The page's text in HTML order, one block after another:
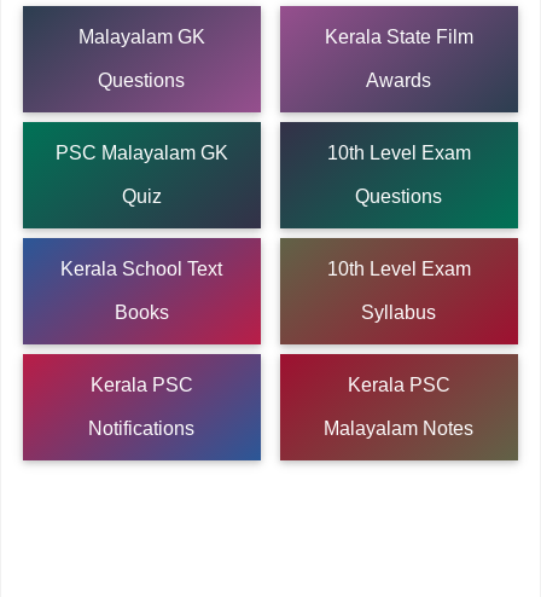
Malayalam GK
Questions
Kerala State Film
Awards
PSC Malayalam GK
Quiz
10th Level Exam
Questions
Kerala School Text
Books
10th Level Exam
Syllabus
Kerala PSC
Notifications
Kerala PSC
Malayalam Notes